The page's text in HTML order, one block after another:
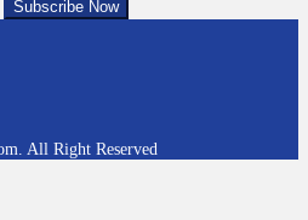
All Right Reserved